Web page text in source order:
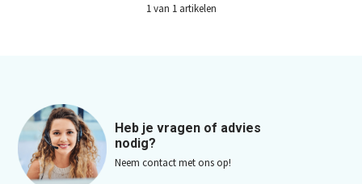
1van 1artikelen
Heb je vragen of advies
nodig?
Neem contact met ons op!